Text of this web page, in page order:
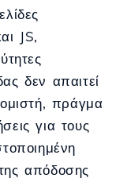
JS,
δεν απαιτεί
πράγμα
για τους
απόδοσης